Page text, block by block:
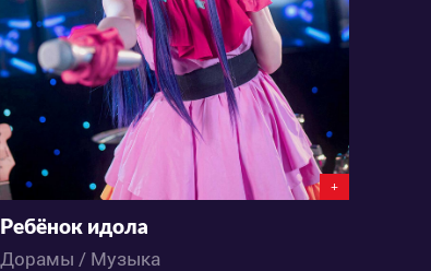
+
Ребёнок идола
Дорамы / Музыка